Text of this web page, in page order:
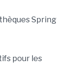
Spring
pour les